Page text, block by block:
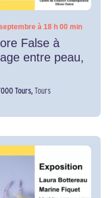
à 18 h 00 min
False à
entre peau,
Tours,Tours